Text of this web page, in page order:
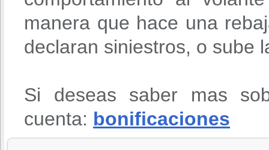
manera que hace una
declaran siniestros, o sube
Si deseas saber mas
cuenta: bonificaciones